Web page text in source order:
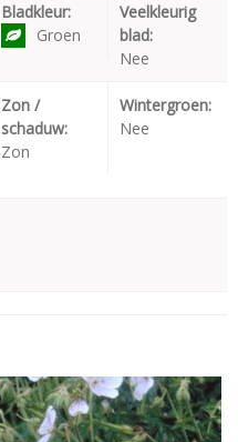
Bladkleur:
Groen
Veelkleurig
blad:
Nee
Zon /
schaduw:
Zon
Wintergroen:
Nee